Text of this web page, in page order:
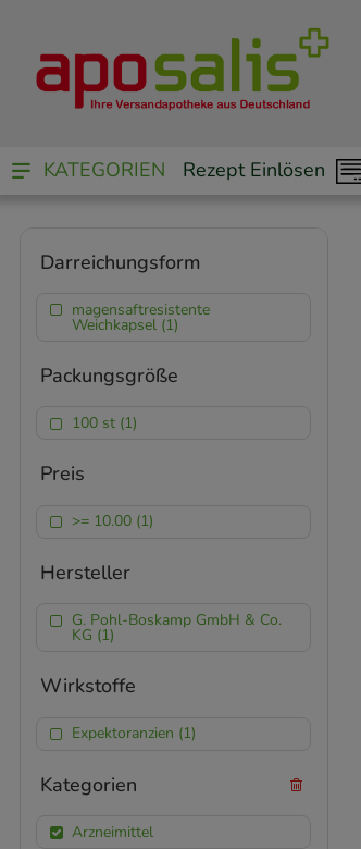
KATEGORIEN Rezept Einlösen
Darreichungsform
magensaftresistente
Weichkapsel (1)
Packungsgröße
100 st (1)
Preis
>= 10.00 (1)
Hersteller
G. Pohl-Boskamp GmbH & Co.
KG (1)
Wirkstoffe
Expektoranzien (1)
Kategorien
Arzneimittel